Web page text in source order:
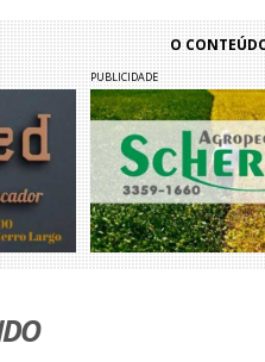
O
PUBLICIDADE